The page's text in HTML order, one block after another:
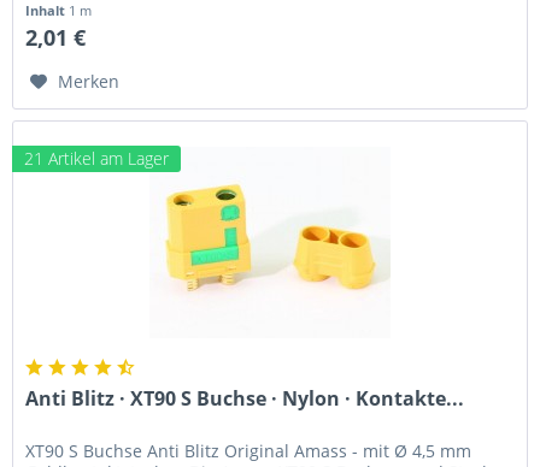
Inhalt 1 m
2,01 €
Merken
21 Artikel am Lager
Anti Blitz · XT90 S Buchse · Nylon · Kontakte...
XT90 S Buchse Anti Blitz Original Amass - mit Ø 4,5 mm